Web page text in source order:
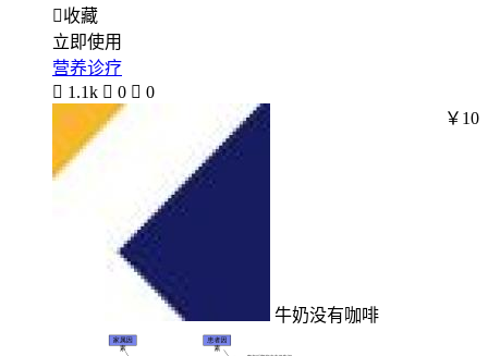
收藏
立即使用
营养诊疗
 1.1k  0  0
牛奶没有咖啡
￥10